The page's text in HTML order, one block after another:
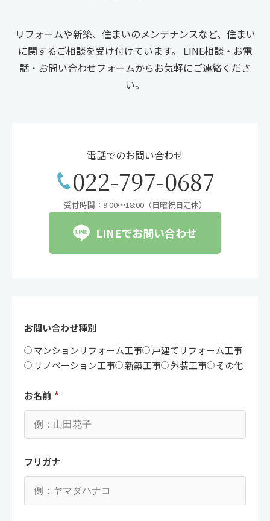
リフォームや新築、住まいのメンテナンスなど、住まい
に関するご相談を受け付けています。
LINE相談・お電
話・お問い合わせフォームからお気軽にご連絡くださ
い。
電話でのお問い合わせ
022-797-0687
受付時間：9:00〜18:00（日曜祝日定休）
LINEでお問い合わせ
お問い合わせ種別
マンションリフォーム工事
戸建てリフォーム工事
リノベーション工事
新築工事 外装工事 その他
お名前 *
フリガナ